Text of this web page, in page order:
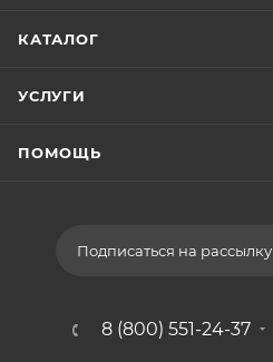
КАТАЛОГ
УСЛУГИ
ПОМОЩЬ
Подписаться на рассылку
8 (800) 551-24-37